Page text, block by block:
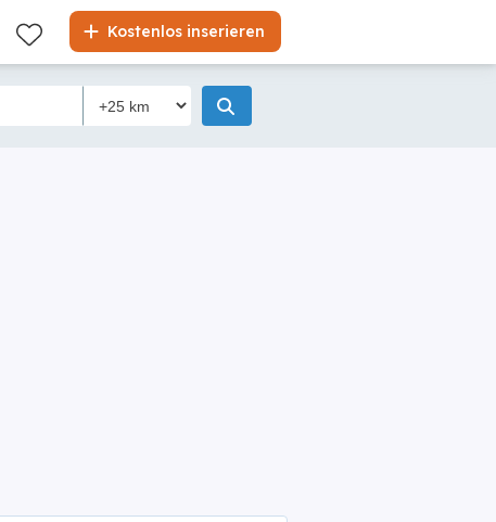
Kostenlos inserieren